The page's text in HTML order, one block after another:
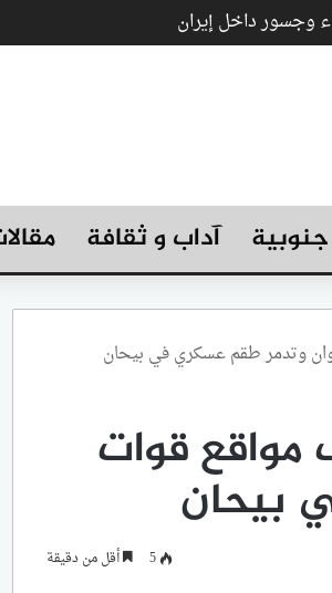
داخل إيران
جنوبية آداب و ثقافة
وتدمر طقم عسكري في بيحان
مواقع قوات
بيحان
5 أقل من دقيقة